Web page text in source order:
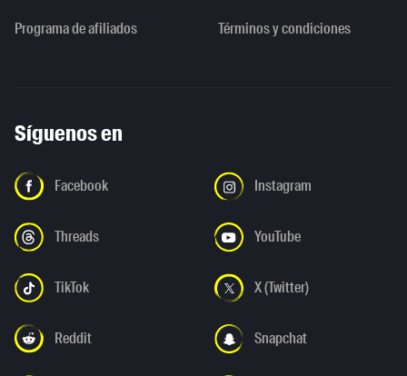
Programa de afiliados Términos y condiciones
Síguenos en
Facebook Instagram
Threads YouTube
TikTok X (Twitter)
Reddit Snapchat